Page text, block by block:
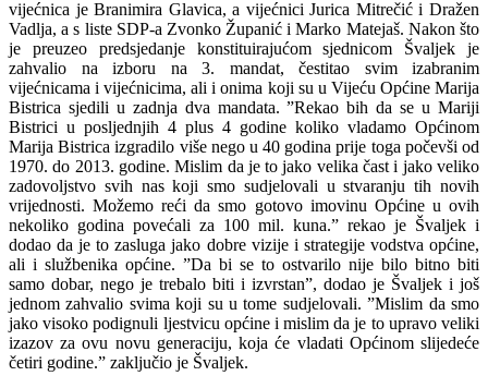
vijećnica je Branimira Glavica, a vijećnici Jurica Mitrečić i Dražen
Vadlja, a s liste SDP-a Zvonko Županić i Marko Matejaš. Nakon što
je preuzeo predsjedanje konstituirajućom sjednicom Švaljek je
zahvalio na izboru na 3. mandat, čestitao svim izabranim
vijećnicama i vijećnicima, ali i onima koji su u Vijeću Općine Marija
Bistrica sjedili u zadnja dva mandata. ”Rekao bih da se u Mariji
Bistrici u posljednjih 4 plus 4 godine koliko vladamo Općinom
Marija Bistrica izgradilo više nego u 40 godina prije toga počevši od
1970. do 2013. godine. Mislim da je to jako velika čast i jako veliko
zadovoljstvo svih nas koji smo sudjelovali u stvaranju tih novih
vrijednosti. Možemo reći da smo gotovo imovinu Općine u ovih
nekoliko godina povećali za 100 mil. kuna.” rekao je Švaljek i
dodao da je to zasluga jako dobre vizije i strategije vodstva općine,
ali i službenika općine. ”Da bi se to ostvarilo nije bilo bitno biti
samo dobar, nego je trebalo biti i izvrstan”, dodao je Švaljek i još
jednom zahvalio svima koji su u tome sudjelovali. ”Mislim da smo
jako visoko podignuli ljestvicu općine i mislim da je to upravo veliki
izazov za ovu novu generaciju, koja će vladati Općinom slijedeće
četiri godine.” zaključio je Švaljek.